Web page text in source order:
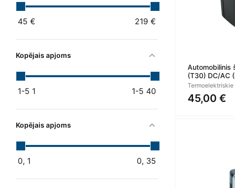
45 € 219 €
Kopējais apjoms
1-5 1 1-5 40
Kopējais apjoms
0, 1 0, 35
Automobilinis
(T30) DC/AC
Termoelektriskie
45,00 €